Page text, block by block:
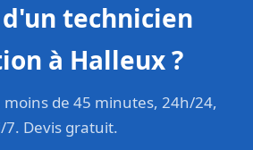
technicien
à Halleux ?
de 45 minutes, 24h/24,
7. Devis gratuit.